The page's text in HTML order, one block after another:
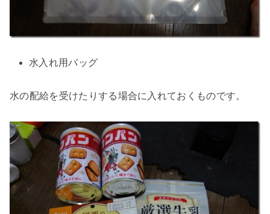
水入れ用バッグ
水の配給を受けたりする場合に入れておくものです。